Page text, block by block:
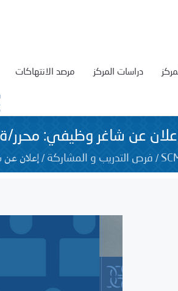
مرصد الانتهاكات دراسات المركز
عن شاغر وظيفي:
/ فرص التدريب و المشاركة /إعلان